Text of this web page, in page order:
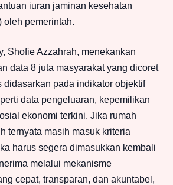
iuran jaminan kesehatan
oleh pemerintah.
Shofie Azzahrah, menekankan
data 8 juta masyarakat yang dicoret
didasarkan pada indikator objektif
data pengeluaran, kepemilikan
ekonomi terkini. Jika rumah
ternyata masih masuk kriteria
harus segera dimasukkan kembali
melalui mekanisme
cepat, transparan, dan akuntabel,